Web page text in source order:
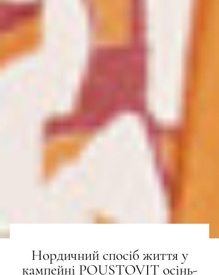
Нордичний спосіб життя у
кампейні POUSTOVIT осінь-